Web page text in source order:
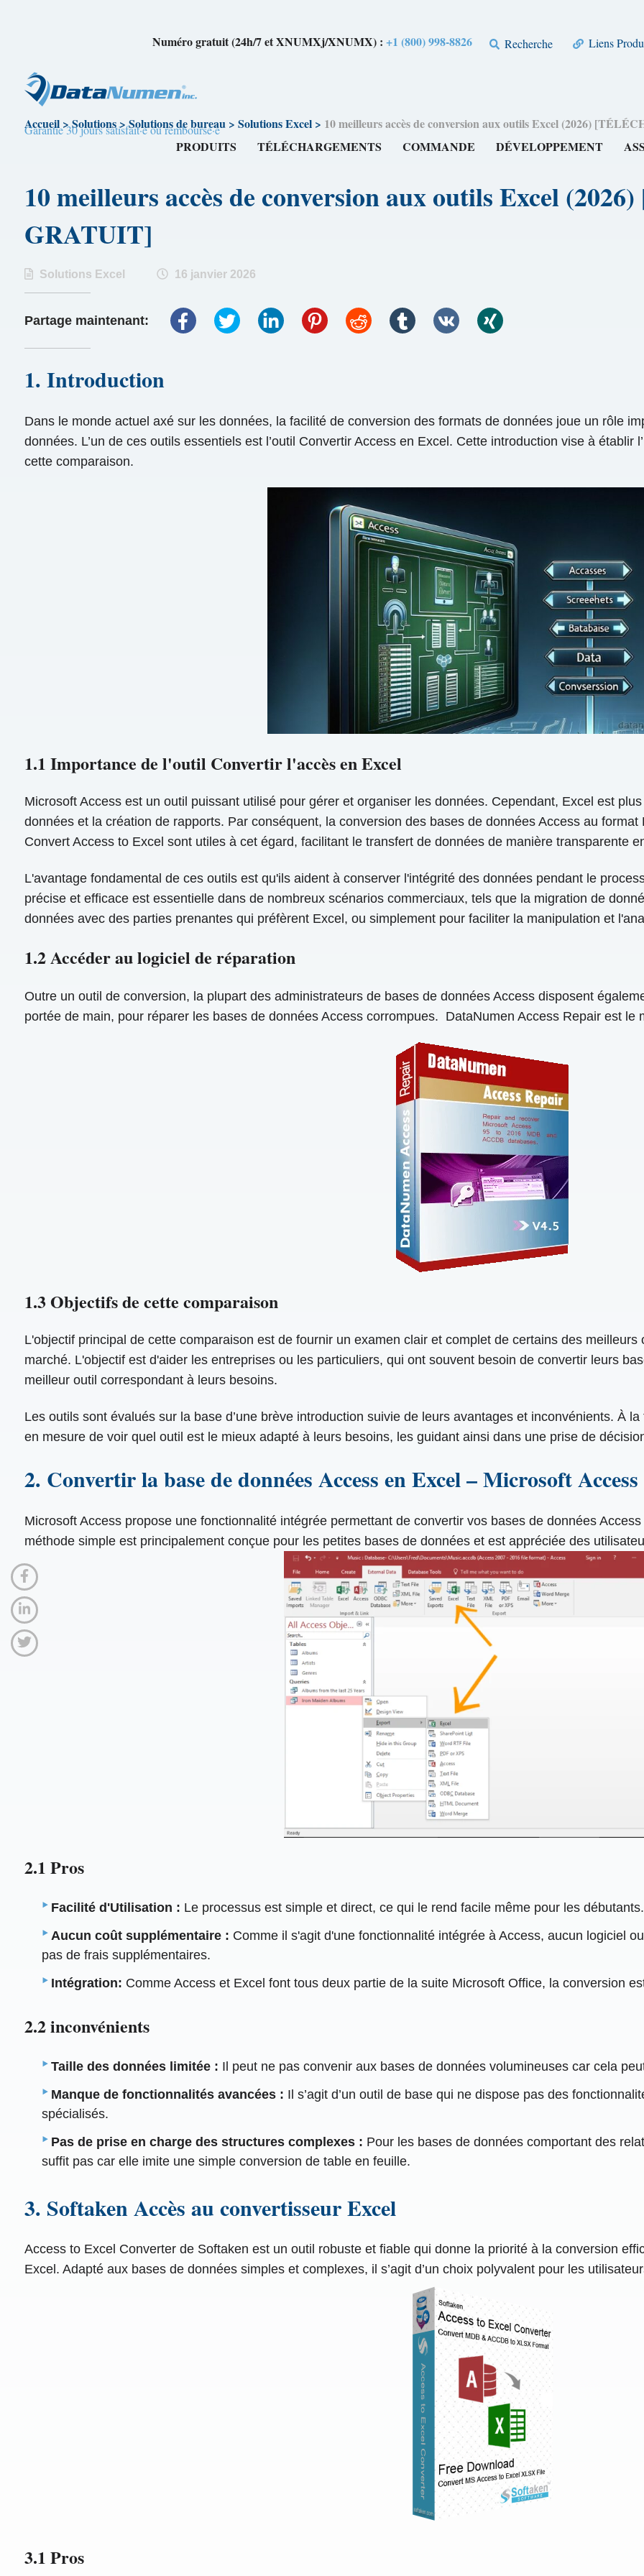
Numéro gratuit (24h/7 et XNUMXj/XNUMX) :+1 (800) 998-8826 Recherche Liens
Garantie 30 jours satisfait·e ou remboursé·e
PRODUITS TÉLÉCHARGEMENTS COMMANDE DÉVELOPPEMENT
Accueil>Solutions>Solutions de bureau> Solutions Excel> 10 meilleurs accès de conversion aux outils Excel (2026)
10 meilleurs accès de conversion aux outils Excel
GRATUIT]
Solutions Excel 16 janvier 2026
Partage maintenant:
1. Introduction
Dans le monde actuel axé sur les données, la facilité de conversion des formats de données joue un rôle
données. L’un de ces outils essentiels est l’outil Convertir Access en Excel. Cette introduction vise à établir
cette comparaison.
1.1 Importance de l'outil Convertir l'accès en Excel
Microsoft Access est un outil puissant utilisé pour gérer et organiser les données. Cependant, Excel est
données et la création de rapports. Par conséquent, la conversion des bases de données Access au
Convert Access to Excel sont utiles à cet égard, facilitant le transfert de données de manière transparente
L'avantage fondamental de ces outils est qu'ils aident à conserver l'intégrité des données pendant le
précise et efficace est essentielle dans de nombreux scénarios commerciaux, tels que la migration de
données avec des parties prenantes qui préfèrent Excel, ou simplement pour faciliter la manipulation et
1.2 Accéder au logiciel de réparation
Outre un outil de conversion, la plupart des administrateurs de bases de données Access disposent
portée de main, pour réparer les bases de données Access corrompues. DataNumen Access Repair est le
1.3 Objectifs de cette comparaison
L'objectif principal de cette comparaison est de fournir un examen clair et complet de certains des
marché. L'objectif est d'aider les entreprises ou les particuliers, qui ont souvent besoin de convertir leurs
meilleur outil correspondant à leurs besoins.
Les outils sont évalués sur la base d’une brève introduction suivie de leurs avantages et inconvénients. À
en mesure de voir quel outil est le mieux adapté à leurs besoins, les guidant ainsi dans une prise de
2. Convertir la base de données Access en Excel – Microsoft Access
Microsoft Access propose une fonctionnalité intégrée permettant de convertir vos bases de données
méthode simple est principalement conçue pour les petites bases de données et est appréciée des
2.1 Pros
Facilité d'Utilisation : Le processus est simple et direct, ce qui le rend facile même pour les débutants.
Aucun coût supplémentaire : Comme il s'agit d'une fonctionnalité intégrée à Access, aucun logiciel
pas de frais supplémentaires.
Intégration: Comme Access et Excel font tous deux partie de la suite Microsoft Office, la conversion
2.2 inconvénients
Taille des données limitée : Il peut ne pas convenir aux bases de données volumineuses car cela
Manque de fonctionnalités avancées : Il s’agit d’un outil de base qui ne dispose pas des
spécialisés.
Pas de prise en charge des structures complexes : Pour les bases de données comportant des
suffit pas car elle imite une simple conversion de table en feuille.
3. Softaken Accès au convertisseur Excel
Access to Excel Converter de Softaken est un outil robuste et fiable qui donne la priorité à la conversion
Excel. Adapté aux bases de données simples et complexes, il s’agit d’un choix polyvalent pour les
3.1 Pros